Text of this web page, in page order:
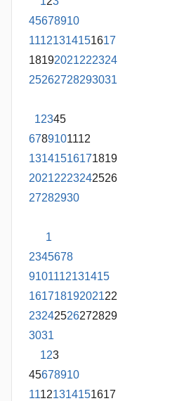
45678910
11121314151617
18192021222324
25262728293031
12345
6789101112
13141516171819
20212223242526
27282930
1
2345678
9101112131415
16171819202122
23242526272829
3031
123
45678910
11121314151617